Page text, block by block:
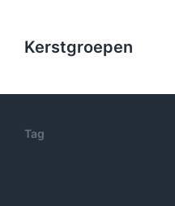
Kerstgroepen
Tag